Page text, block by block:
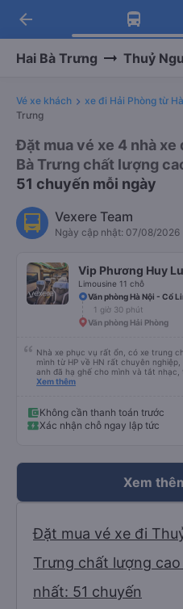
Tải app
Nhận ưu đãi
Tải app Vexere
-30k/ghế khi đặt
arrow_back
Hai Bà Trưng Thuỷ
Vé xe khách xe đi Hải Phòng từ
Trưng
Đặt mua vé xe 4 nhà
Bà Trưng chất lượng
51 chuyến mỗi ngày
Vexere Team
Ngày cập nhật: 07/08/2026
Vip Phương Huy
Limousine 11 chỗ
Văn phòng Hà Nội - Cổ
1 giờ 30 phút
Văn phòng Hải Phòng
Nhà xe phục vụ rất ổn, có xe trung
mình từ HP về HN rất chuyên
anh đã hạ ghế cho mình và tắt
thấy điện thoại thì anh đã ngay lập
Xem thêm
Không cần thanh toán trước
Xác nhận chỗ ngay lập tức
Xem
Đặt mua vé xe đi
Trưng chất lượng
nhất: 51 chuyến